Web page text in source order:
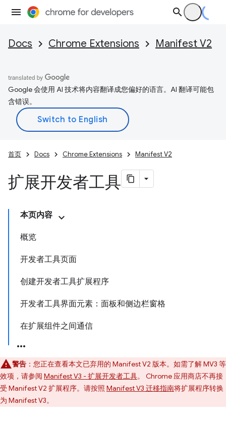
Docs Chrome Extensions Manifest V2
Google 会使用 AI 技术将内容翻译成您偏好的语言。AI 翻译可能包
含错误。
首页 Docs Chrome Extensions Manifest V2
扩展开发者工具
本页内容
概览
开发者工具页面
创建开发者工具扩展程序
开发者工具界面元素：面板和侧边栏窗格
在扩展组件之间通信
警告 ：您正在查看本文已弃用的 Manifest V2 版本。如需了解 MV3 等
效项，请参阅 Manifest V3 - 扩展开发者工具。 Chrome 应用商店不再接
受 Manifest V2 扩展程序。请按照 Manifest V3 迁移指南将扩展程序转换
为 Manifest V3。